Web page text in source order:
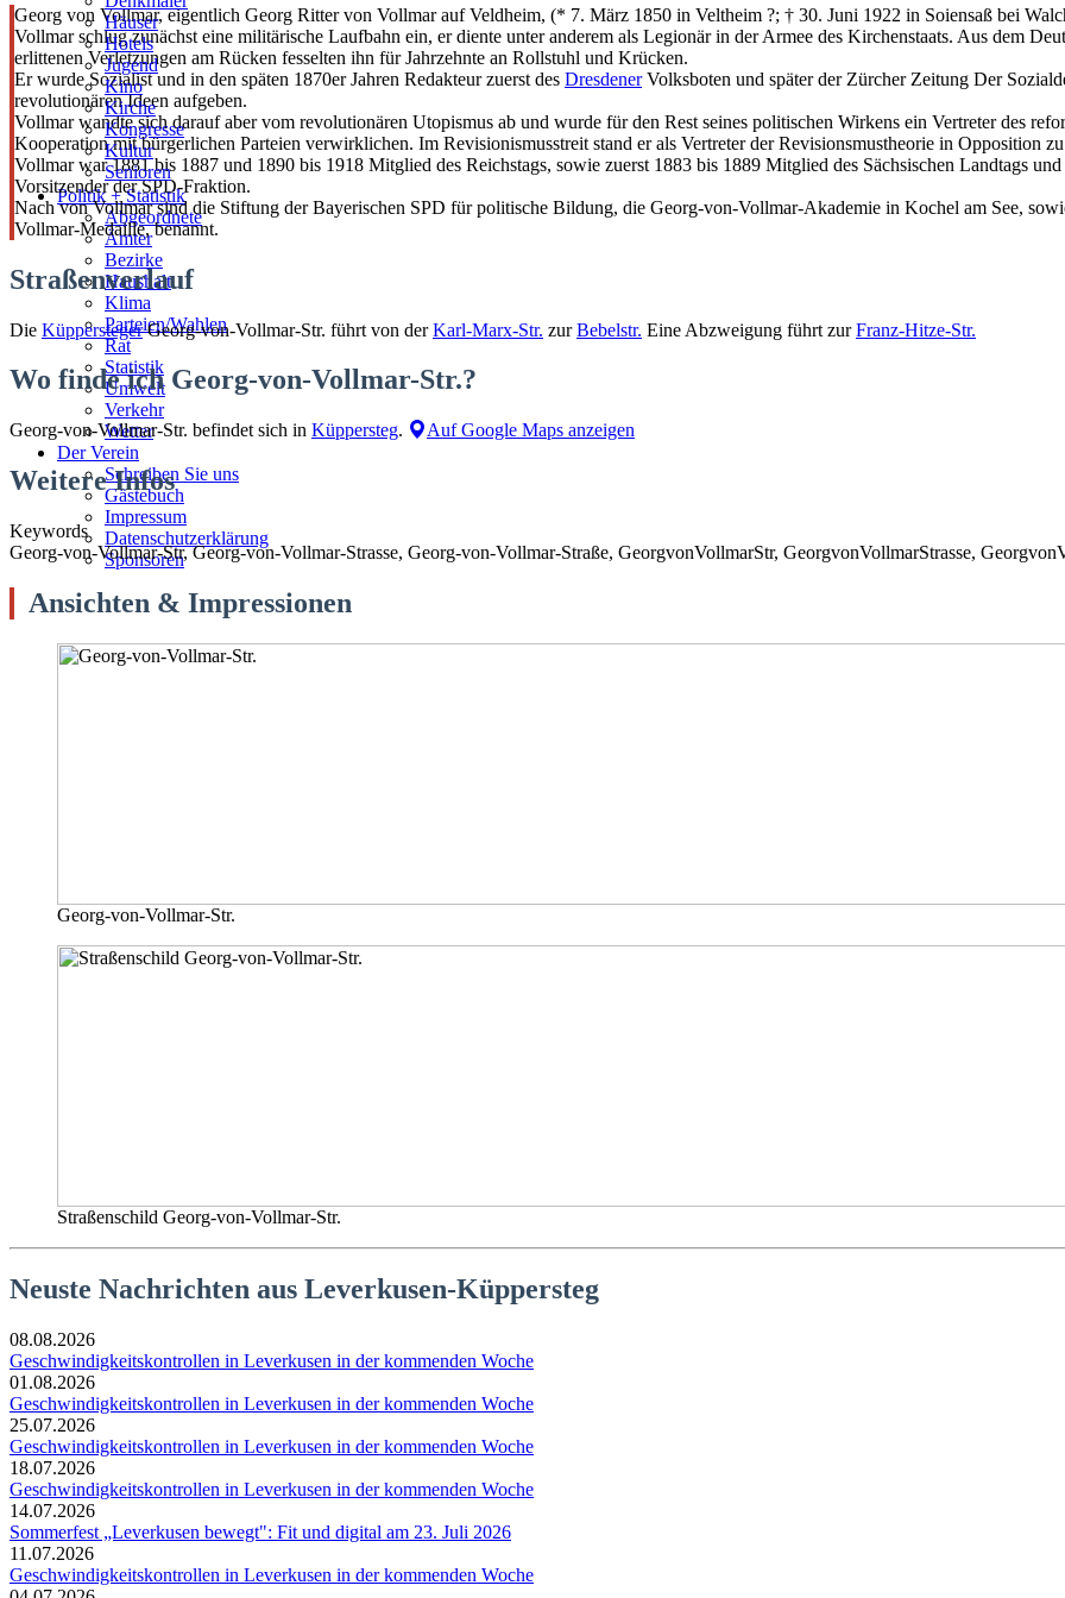
Häuser
Hotels
Jugend
Kino
Kirche
Kongresse
Kultur
Senioren
Stadtführer
Straßen
Politik + Statistik
Abgeordnete
Ämter
Bezirke
Haushalt
Klima
Parteien/Wahlen
Rat
Statistik
Umwelt
Verkehr
Wetter
Der Verein
Schreiben Sie uns
Gästebuch
Impressum
Datenschutzerklärung
Sponsoren
Georg von Vollmar, eigentlich Georg Ritter von Vollmar auf Veldheim, (* 7. März 1850 in Veltheim ?; † 30. Juni 1922 in Soiensaß bei
Vollmar schlug zunächst eine militärische Laufbahn ein, er diente unter anderem als Legionär in der Armee des Kirchenstaats. Aus dem
erlittenen Verletzungen am Rücken fesselten ihn für Jahrzehnte an Rollstuhl und Krücken.
Er wurde Sozialist und in den späten 1870er Jahren Redakteur zuerst des DresdenerVolksboten und später der Zürcher Zeitung Der
revolutionären Ideen aufgeben.
Vollmar wandte sich darauf aber vom revolutionären Utopismus ab und wurde für den Rest seines politischen Wirkens ein Vertreter des
Kooperation mit bürgerlichen Parteien verwirklichen. Im Revisionismusstreit stand er als Vertreter der Revisionsmustheorie in Opposition zu
Vollmar war 1881 bis 1887 und 1890 bis 1918 Mitglied des Reichstags, sowie zuerst 1883 bis 1889 Mitglied des Sächsischen Landtags
Vorsitzender der SPD-Fraktion.
Nach von Vollmar sind die Stiftung der Bayerischen SPD für politische Bildung, die Georg-von-Vollmar-Akademie in Kochel am See,
Vollmar-Medaille, benannt.
Straßenverlauf
Die KüpperstegerGeorg-von-Vollmar-Str. führt von derKarl-Marx-Str. zurBebelstr. Eine Abzweigung führt zurFranz-Hitze-Str.
Wo finde ich Georg-von-Vollmar-Str.?
Georg-von-Vollmar-Str. befindet sich in Küppersteg. Auf Google Maps anzeigen
Weitere Infos
Keywords
Georg-von-Vollmar-Str, Georg-von-Vollmar-Strasse, Georg-von-Vollmar-Straße, GeorgvonVollmarStr, GeorgvonVollmarStrasse,
Ansichten & Impressionen
Georg-von-Vollmar-Str.
Straßenschild Georg-von-Vollmar-Str.
Neuste Nachrichten aus Leverkusen-Küppersteg
08.08.2026
Geschwindigkeitskontrollen in Leverkusen in der kommenden Woche
01.08.2026
Geschwindigkeitskontrollen in Leverkusen in der kommenden Woche
25.07.2026
Geschwindigkeitskontrollen in Leverkusen in der kommenden Woche
18.07.2026
Geschwindigkeitskontrollen in Leverkusen in der kommenden Woche
14.07.2026
Sommerfest „Leverkusen bewegt": Fit und digital am 23. Juli 2026
11.07.2026
Geschwindigkeitskontrollen in Leverkusen in der kommenden Woche